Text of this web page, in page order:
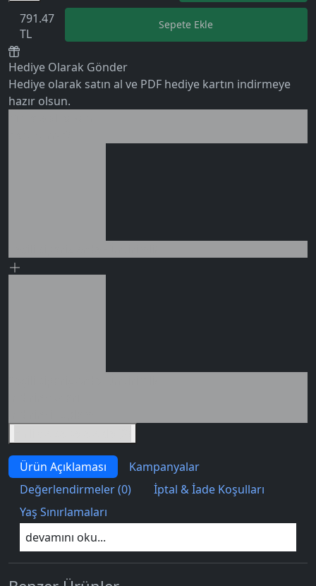
791.47
TL
Sepete Ekle
Hediye Olarak Gönder
Hediye olarak satın al ve PDF hediye kartın indirmeye
hazır olsun.
Ürün Açıklaması
Kampanyalar
Değerlendirmeler (0)
İptal & İade Koşulları
Yaş Sınırlamaları
devamını oku...